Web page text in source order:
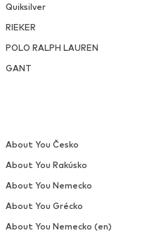
Quiksilver
RIEKER
POLO RALPH LAUREN
GANT
About You Česko
About You Rakúsko
About You Nemecko
About You Grécko
About You Nemecko (en)